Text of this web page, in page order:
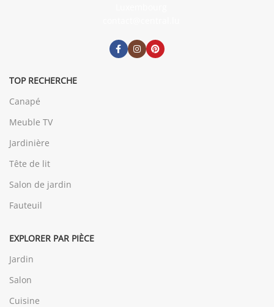
TOP RECHERCHE
Canapé
Meuble TV
Jardinière
Tête de lit
Salon de jardin
Fauteuil
EXPLORER PAR PIÈCE
Jardin
Salon
Cuisine